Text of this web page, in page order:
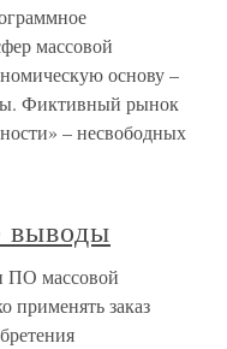
массовой
основу –
Фиктивный рынок
– несвободных
выводы
ПО массовой
применять заказ